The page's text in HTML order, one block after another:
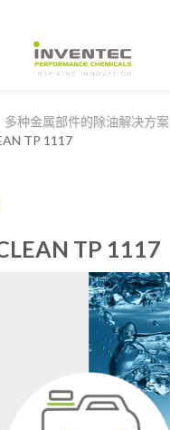
多种金属部件的除油解决方案
TP 1117
TP 1117